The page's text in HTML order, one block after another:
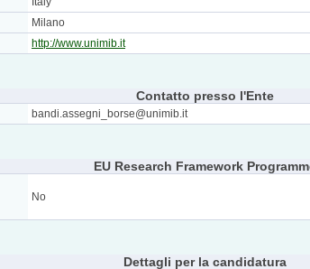
Milano
http://www.unimib.it
Contatto presso l'Ente
bandi.assegni_borse@unimib.it
EU Research Framework
No
Dettagli per la candidatura